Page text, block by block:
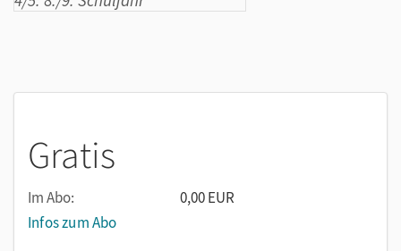
Gratis
Im Abo:
0,00 EUR
Infos zum Abo